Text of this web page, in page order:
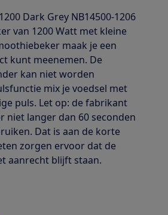
Dark Grey NB14500-1206
van 1200 Watt met kleine
maak je een
kunt meenemen. De
kan niet worden
mix je voedsel met
puls. Let op: de fabrikant
niet langer dan 60 seconden
Dat is aan de korte
zorgen ervoor dat de
aanrecht blijft staan.